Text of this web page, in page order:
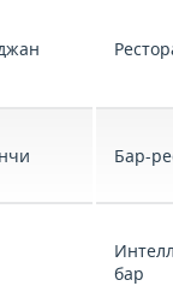
Бар-
бар